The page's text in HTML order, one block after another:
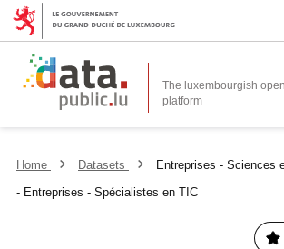
The luxembourgish
platform
Home Datasets
Entreprises - Sciences
- Entreprises - Spécialistes en TIC